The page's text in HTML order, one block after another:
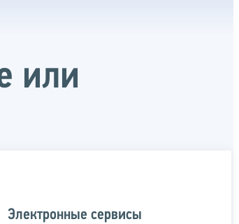
или
Электронные сервисы